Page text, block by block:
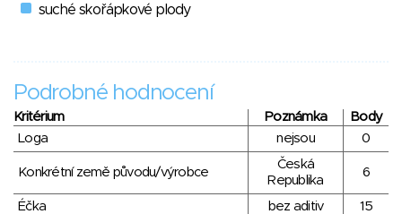
suché skořápkové plody
Podrobné hodnocení
Kritérium Poznámka
Body
Loga
nejsou 0
Konkrétní země původu/výrobce
Česká
Republika
6
Éčka bez aditiv
15